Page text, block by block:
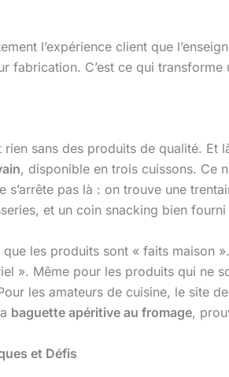
l’expérience client que
fabrication. C’est ce qui
sans des produits de qualité. Et
, disponible en trois cuissons. Ce
s’arrête pas là : on trouve une
et un coin snacking bien
les produits sont « faits maison
». Même pour les produits qui ne
les amateurs de cuisine, le site
baguette apéritive au fromage,
et Défis